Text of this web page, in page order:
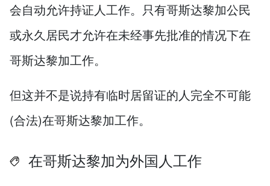
会自动允许持证人工作。只有哥斯达黎加公民
或永久居民才允许在未经事先批准的情况下在
哥斯达黎加工作。
但这并不是说持有临时居留证的人完全不可能
(合法)在哥斯达黎加工作。
在哥斯达黎加为外国人工作